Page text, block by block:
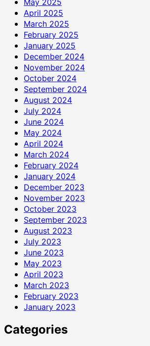
April 2025
March 2025
February 2025
January 2025
December 2024
November 2024
October 2024
September 2024
August 2024
July 2024
June 2024
May 2024
April 2024
March 2024
February 2024
January 2024
December 2023
November 2023
October 2023
September 2023
August 2023
July 2023
June 2023
May 2023
April 2023
March 2023
February 2023
January 2023
Categories